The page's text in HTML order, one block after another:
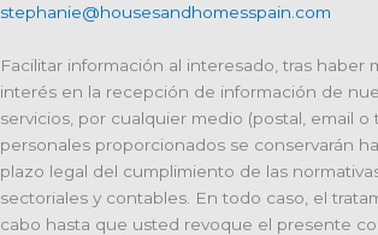
stephanie@housesandhomesspain.com
Facilitar información al interesado, tras haber
interés en la recepción de información de
servicios, por cualquier medio (postal, email
personales proporcionados se conservarán
plazo legal del cumplimiento de las
sectoriales y contables. En todo caso, el
cabo hasta que usted revoque el presente